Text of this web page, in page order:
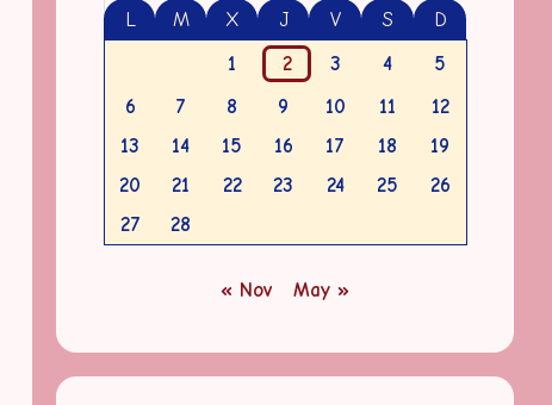
L M X J V S
D
1
2 3 4
5
6
7 8 9 10 11
12
13
14 15 16 17 18
19
20
21 22 23 24 25
26
27
28
« Nov May »